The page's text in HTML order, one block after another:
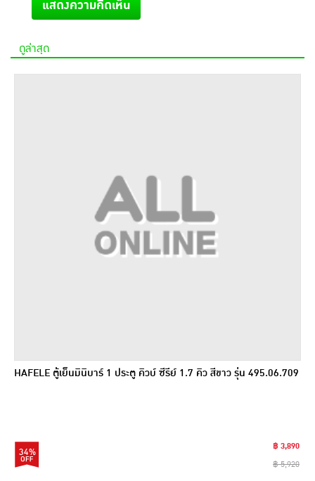
แสดงความคิดเห็น
ดูล่าสุด
HAFELE ตู้เย็นมินิบาร์ 1 ประตู คิวบ์ ซีรีย์ 1.7 คิว สีขาว รุ่น 495.06.709
34%
฿ 3,890
฿ 5,920